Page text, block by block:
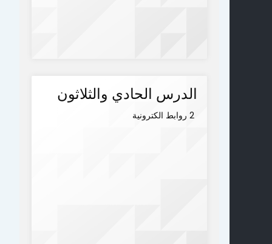
الدرس الحادي والثلاثون
2 روابط الكترونية